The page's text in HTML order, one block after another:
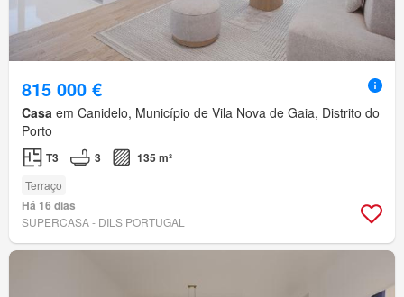
815 000 €
Casa em Canidelo, Município de Vila Nova de Gaia, Distrito do
Porto
T3 3 135 m²
Terraço
Há 16 dias
SUPERCASA - DILS PORTUGAL